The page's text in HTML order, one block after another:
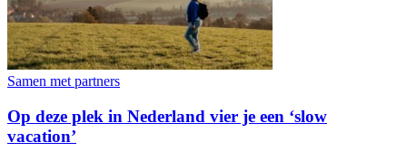
Samen met partners
Op deze plek in Nederland vier je een ‘slow
vacation’